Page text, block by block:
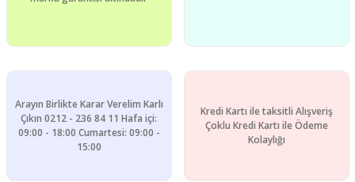
Arayın Birlikte Karar Verelim Karlı
Çıkın 0212 - 236 84 11 Hafa içi:
09:00 - 18:00 Cumartesi: 09:00 -
15:00
Kredi Kartı ile taksitli Alışveriş
Çoklu Kredi Kartı ile Ödeme
Kolaylığı